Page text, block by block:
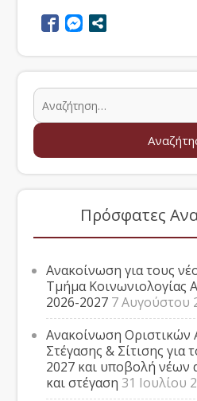
Πρόσφατες
Ανακοίνωση για τους
Τμήμα Κοινωνιολογίας
2026-2027 7 Αυγούστου
Ανακοίνωση Οριστικών
Στέγασης & Σίτισης για
2027 και υποβολή νέων
και στέγαση 31 Ιουλίου